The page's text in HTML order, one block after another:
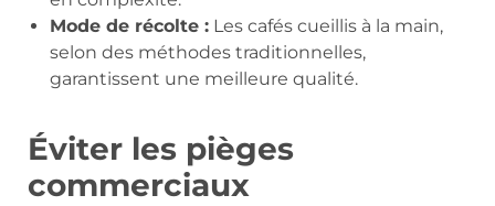
Mode de récolte : Les cafés cueillis à la main,
selon des méthodes traditionnelles,
garantissent une meilleure qualité.
Éviter les pièges
commerciaux